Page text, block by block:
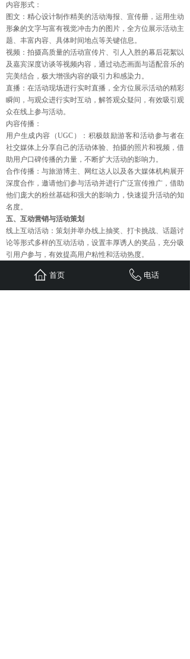
内容形式：
图文：精心设计制作精美的活动海报、宣传册，运用生动
形象的文字与富有视觉冲击力的图片，全方位展示活动主
题、丰富内容、具体时间地点等关键信息。
视频：拍摄高质量的活动宣传片、引人入胜的幕后花絮以
及嘉宾深度访谈等视频内容，通过动态画面与适配音乐的
完美结合，极大增强内容的吸引力和感染力。
直播：在活动现场进行实时直播，全方位展示活动的精彩
瞬间，与观众进行实时互动，解答观众疑问，有效吸引观
众在线上参与活动。
内容传播：
用户生成内容（UGC）：积极鼓励游客和活动参与者在
社交媒体上分享自己的活动体验、拍摄的照片和视频，借
助用户口碑传播的力量，不断扩大活动的影响力。
合作传播：与旅游博主、网红达人以及各大媒体机构展开
深度合作，邀请他们参与活动并进行广泛宣传推广，借助
他们庞大的粉丝基础和强大的影响力，快速提升活动的知
名度。
五、互动营销与活动策划
线上互动活动：策划并举办线上抽奖、打卡挑战、话题讨
论等形式多样的互动活动，设置丰厚诱人的奖品，充分吸
引用户参与，有效提高用户粘性和活动热度。
线下线上结合：在活动现场精心设置互动体验区，引导游
客参与线上互动，比如扫码关注活动官方账号、参与线上
活动赢取现场礼品等，实现线上线下的有机融合与无缝衔
首页 电话